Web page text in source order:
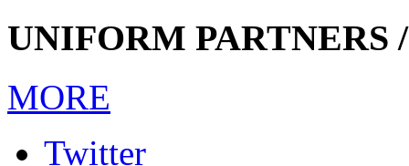
UNIFORM PARTNERS
MORE
Twitter